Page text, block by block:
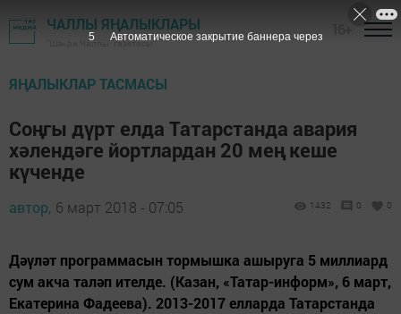
ЧАЛЛЫ ЯҢАЛЫКЛАРЫ
"Шәһри Чаллы" газетасы
ЯҢАЛЫКЛАР ТАСМАСЫ
Соңгы дүрт елда Татарстанда авария
хәлендәге йортлардан 20 мең кеше
күченде
автор, 6 март 2018 - 07:05 1432 0 0
Дәүләт программасын тормышка ашыруга 5 миллиард
сум акча таләп ителде. (Казан, «Татар-информ», 6 март,
Екатерина Фадеева). 2013-2017 елларда Татарстанда
4 Автоматическое закрытие баннера через